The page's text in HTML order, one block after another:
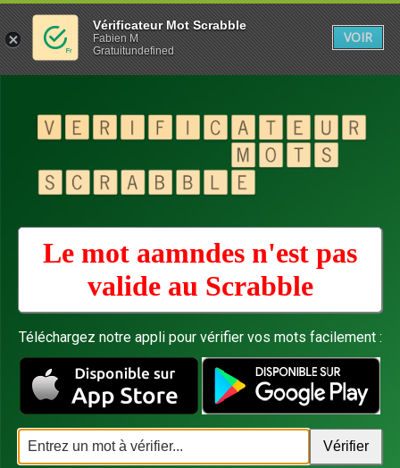
Le mot aamndes n'est pas
valide au Scrabble
Téléchargez notre appli pour vérifier vos mots facilement :
Vérificateur Mot Scrabble
Fabien M
Gratuitundefined
VOIR